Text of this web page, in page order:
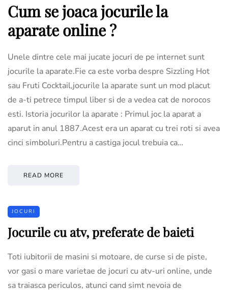
Cum se joaca jocurile la
aparate online ?
Unele dintre cele mai jucate jocuri de pe internet sunt
jocurile la aparate.Fie ca este vorba despre Sizzling Hot
sau Fruti Cocktail,jocurile la aparate sunt un mod placut
de a-ti petrece timpul liber si de a vedea cat de norocos
esti. Istoria jocurilor la aparate : Primul joc la aparat a
aparut in anul 1887.Acest era un aparat cu trei roti si avea
cinci simboluri.Pentru a castiga jocul trebuia ca…
READ MORE
JOCURI
Jocurile cu atv, preferate de baieti
Toti iubitorii de masini si motoare, de curse si de piste,
vor gasi o mare varietae de jocuri cu atv-uri online, unde
sa traiasca periculos, atunci cand simt nevoia de